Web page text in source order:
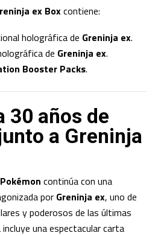
ex Boxcontiene:
holográfica de Greninja ex.
de Greninja ex.
Booster Packs.
30 años de
a Greninja
continúa con una
por Greninja ex, uno de
y poderosos de las últimas
una espectacular carta